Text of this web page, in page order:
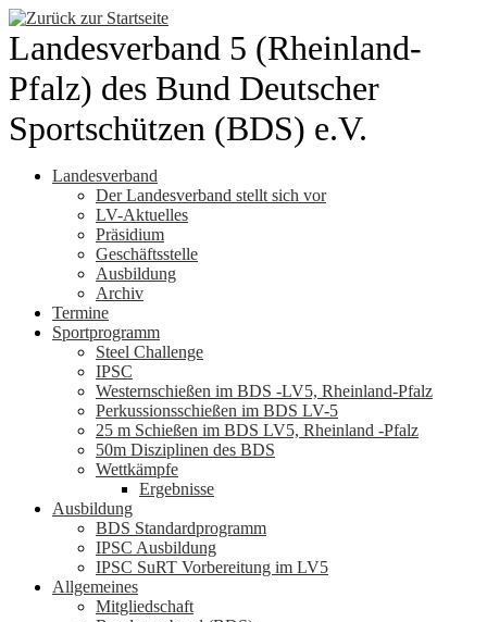
Zum
Inhalt
springen
Landesverband 5 (Rheinland-
Pfalz) des Bund Deutscher
Sportschützen (BDS) e.V.
Landesverband
Der Landesverband stellt sich vor
LV-Aktuelles
Präsidium
Geschäftsstelle
Ausbildung
Archiv
Termine
Sportprogramm
Steel Challenge
IPSC
Westernschießen im BDS -LV5, Rheinland-Pfalz
Perkussionsschießen im BDS LV-5
25 m Schießen im BDS LV5, Rheinland -Pfalz
50m Disziplinen des BDS
Wettkämpfe
Ergebnisse
Ausbildung
BDS Standardprogramm
IPSC Ausbildung
IPSC SuRT Vorbereitung im LV5
Allgemeines
Mitgliedschaft